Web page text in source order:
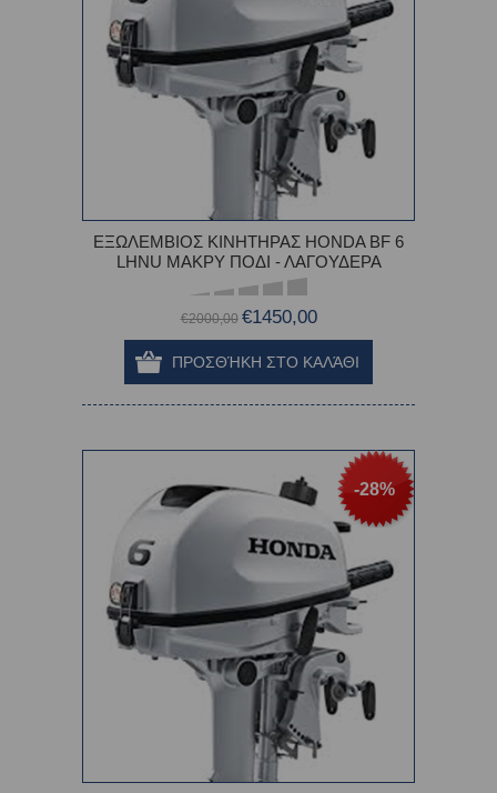
ΕΞΩΛΕΜΒΙΟΣ ΚΙΝΗΤΗΡΑΣ HONDA BF 6
LHNU ΜΑΚΡΥ ΠΟΔΙ - ΛΑΓΟΥΔΕΡΑ
€2000,00 €1450,00
-28%